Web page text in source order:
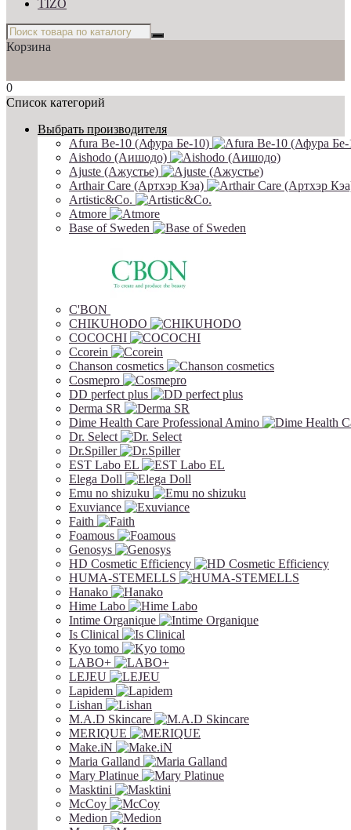
TIZO
Корзина
0
Список категорий
Выбрать производителя
Afura Be-10 (Афура Бе-10)
Aishodo (Аишодо)
Ajuste (Ажустье)
Arthair Care (Артхэр Кэа)
Artistic&Co.
Atmore
Base of Sweden
C'BON
CHIKUHODO
COCOCHI
Ccorein
Chanson cosmetics
Cosmepro
DD perfect plus
Derma SR
Dime Health Care Professional Amino
Dr. Select
Dr.Spiller
EST Labo EL
Elega Doll
Emu no shizuku
Exuviance
Faith
Foamous
Genosys
HD Cosmetic Efficiency
HUMA-STEMELLS
Hanako
Hime Labo
Intime Organique
Is Clinical
Kyo tomo
LABO+
LEJEU
Lapidem
Lishan
M.A.D Skincare
MERIQUE
Make.iN
Maria Galland
Mary Platinue
Masktini
McCoy
Medion